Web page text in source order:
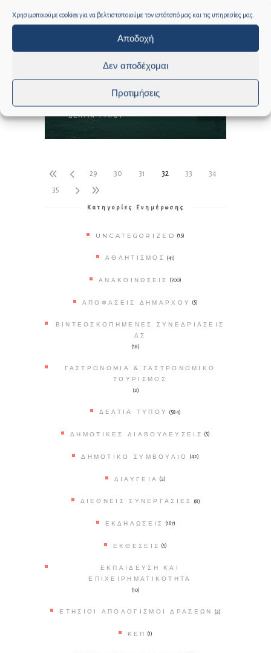
Χρησιμοποιούμε cookies για να βελτιστοποιούμε τον ιστότοπό μας και τις υπηρεσίες μας.
Αποδοχή
Δεν αποδέχομαι
Προτιμήσεις
ΔΕΛΤΙΟ ΤΥΠΟΥ
ΔΕΛΤΊΑ ΤΎΠΟΥ
29 30 31 32 33
34
35
Κατηγορίες Ενημέρωσης
UNCATEGORIZED (15)
ΑΘΛΗΤΙΣΜΌΣ (41)
ΑΝΑΚΟΙΝΏΣΕΙΣ (700)
ΑΠΟΦΆΣΕΙΣ ΔΗΜΆΡΧΟΥ (5)
ΒΙΝΤΕΟΣΚΟΠΗΜΈΝΕΣ ΣΥΝΕΔΡΙΆΣΕΙΣ
ΔΣ
(18)
ΓΑΣΤΡΟΝΟΜΊΑ & ΓΑΣΤΡΟΝΟΜΙΚΌ
ΤΟΥΡΙΣΜΌΣ
(2)
ΔΕΛΤΊΑ ΤΎΠΟΥ (584)
ΔΗΜΟΤΙΚΈΣ ΔΙΑΒΟΥΛΕΎΣΕΙΣ (5)
ΔΗΜΟΤΙΚΌ ΣΥΜΒΟΎΛΙΟ (42)
ΔΙΑΎΓΕΙΑ (2)
ΔΙΕΘΝΕΊΣ ΣΥΝΕΡΓΑΣΊΕΣ (8)
ΕΚΔΗΛΏΣΕΙΣ (167)
ΕΚΘΈΣΕΙΣ (5)
ΕΚΠΑΊΔΕΥΣΗ ΚΑΙ
ΕΠΙΧΕΙΡΗΜΑΤΙΚΌΤΗΤΑ
(10)
ΕΤΉΣΙΟΙ ΑΠΟΛΟΓΙΣΜΟΊ ΔΡΆΣΕΩΝ (2)
ΚΕΠ (1)